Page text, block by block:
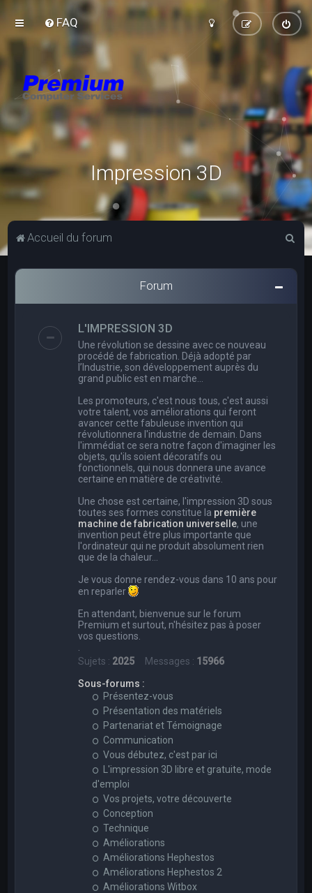
FAQ
Impression 3D
Accueil du forum
c
Forum
L'IMPRESSION 3D
Une révolution se dessine avec ce nouveau
procédé de fabrication. Déjà adopté par
l’Industrie, son développement auprès du
grand public est en marche…
Les promoteurs, c'est nous tous, c'est aussi
votre talent, vos améliorations qui feront
avancer cette fabuleuse invention qui
révolutionnera l'industrie de demain. Dans
l'immédiat ce sera notre façon d'imaginer les
objets, qu'ils soient décoratifs ou
fonctionnels, qui nous donnera une avance
certaine en matière de créativité.
Une chose est certaine, l'impression 3D sous
toutes ses formes constitue la première
machine de fabrication universelle, une
invention peut être plus importante que
l'ordinateur qui ne produit absolument rien
que de la chaleur...
Je vous donne rendez-vous dans 10 ans pour
en reparler
En attendant, bienvenue sur le forum
Premium et surtout, n'hésitez pas à poser
vos questions.
Sujets : 2025 Messages : 15966
Sous-forums :
Présentez-vous
Présentation des matériels
Partenariat et Témoignage
Communication
Vous débutez, c'est par ici
L'impression 3D libre et gratuite, mode
d'emploi
Vos projets, votre découverte
Conception
Technique
Améliorations
Améliorations Hephestos
Améliorations Hephestos 2
Améliorations Witbox